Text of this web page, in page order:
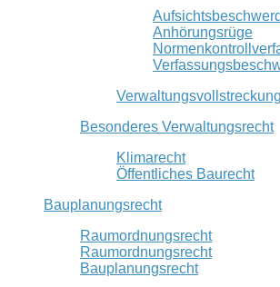
Anhörungsrüge
Besonderes Verwaltungsrecht
Klimarecht
Öffentliches Baurecht
Bauplanungsrecht
Raumordnungsrecht
Raumordnungsrecht
Bauplanungsrecht